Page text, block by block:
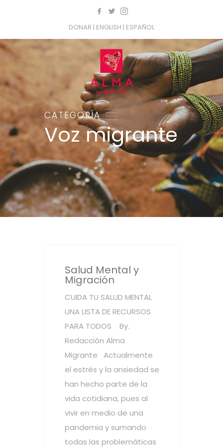
DONAR | ENGLISH | ESPAÑOL
CATEGORÍA
Voz migrante
Salud Mental y
Migración
CUIDA TU SALUD MENTAL
UNA LISTA DE RECURSOS
PARA TODOS By.
Redacción Alma
Migrante Actualmente
el estrés y la ansiedad se
han hecho parte de la
vida cotidiana, pues al
vivir en medio de una
pandemia y sumando
todas las problemáticas